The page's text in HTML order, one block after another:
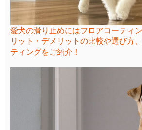
愛犬の滑り止めにはフロアコーティ
リット・デメリットの比較や選び方
ティングをご紹介！